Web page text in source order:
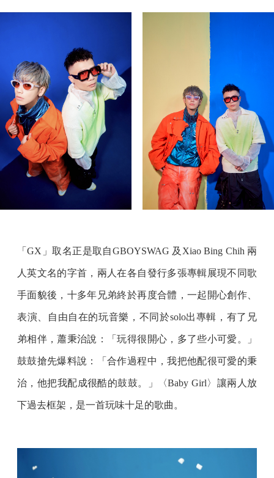
「GX」取名正是取自GBOYSWAG 及Xiao Bing Chih 兩
人英文名的字首，兩人在各自發行多張專輯展現不同歌
手面貌後，十多年兄弟終於再度合體，一起開心創作、
表演、自由自在的玩音樂，不同於solo出專輯，有了兄
弟相伴，蕭秉治說：「玩得很開心，多了些小可愛。」
鼓鼓搶先爆料說：「合作過程中，我把他配很可愛的秉
治，他把我配成很酷的鼓鼓。」〈Baby Girl〉讓兩人放
下過去框架，是一首玩味十足的歌曲。